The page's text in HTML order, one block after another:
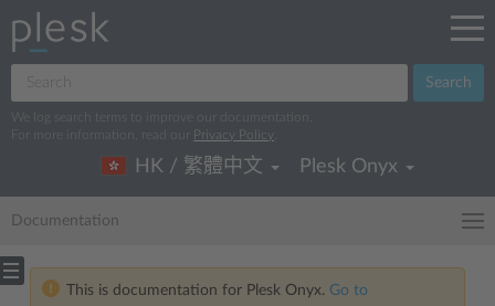
Search
We log search terms to improve our documentation.
For more information, read our
Privacy Policy
HK / 繁體中文 Plesk Onyx
Documentation
This is documentation for Plesk Onyx. Go to